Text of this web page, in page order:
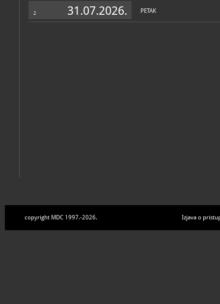
2 31.07.2026. PETAK
copyright MDC 1997.-2026. Izjava o